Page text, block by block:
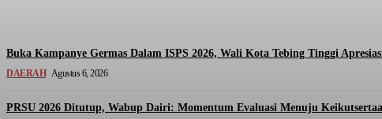
Buka Kampanye Germas Dalam ISPS 2026, Wali Kota Tebing Tinggi
DAERAH Agustus 6, 2026
PRSU 2026 Ditutup, Wabup Dairi: Momentum Evaluasi Menuju